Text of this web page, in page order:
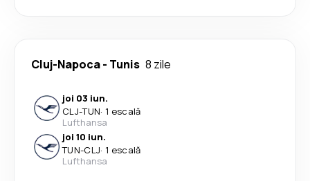
Cluj-Napoca- Tunis 8 zile
joi 03 iun.
CLJ-TUN· 1 escală
Lufthansa
joi 10 iun.
TUN-CLJ· 1 escală
Lufthansa